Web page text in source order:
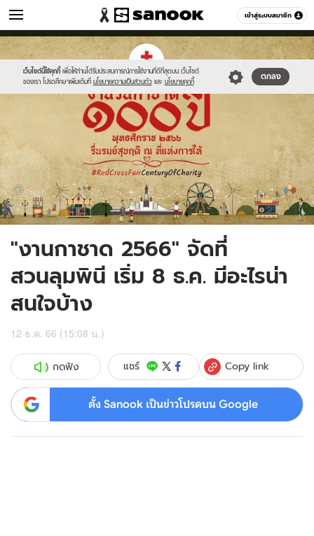
เข้าสู่ระบบสมาชิก
เที่ยว-กิน หมวดอื่นๆ
เว็บไซต์นี้ใช้คุกกี้ เพื่อให้ท่านได้รับประสบการณ์การใช้งานที่ดีที่สุดบน เว็บไซต์
ของเรา โปรดศึกษาเพิ่มเติมที่ นโยบายความเป็นส่วนตัว และ นโยบายคุกกี้
ตกลง
Sanook
//s.isanook.com/sr/0/images/logo-
new-
sanook.png
600
60
//s.isanook.com/tr/0/ud/288/1444275/thairedcrossfestival.jpg
"งานกาชาด 2566" จัดที่
สวนลุมพินี เริ่ม 8 ธ.ค. มีอะไรน่า
สนใจบ้าง
12 ธ.ค. 66 (15:08 น.)
กดฟัง แชร์ Copy link
ตั้ง Sanook เป็นข่าวโปรดบน Google